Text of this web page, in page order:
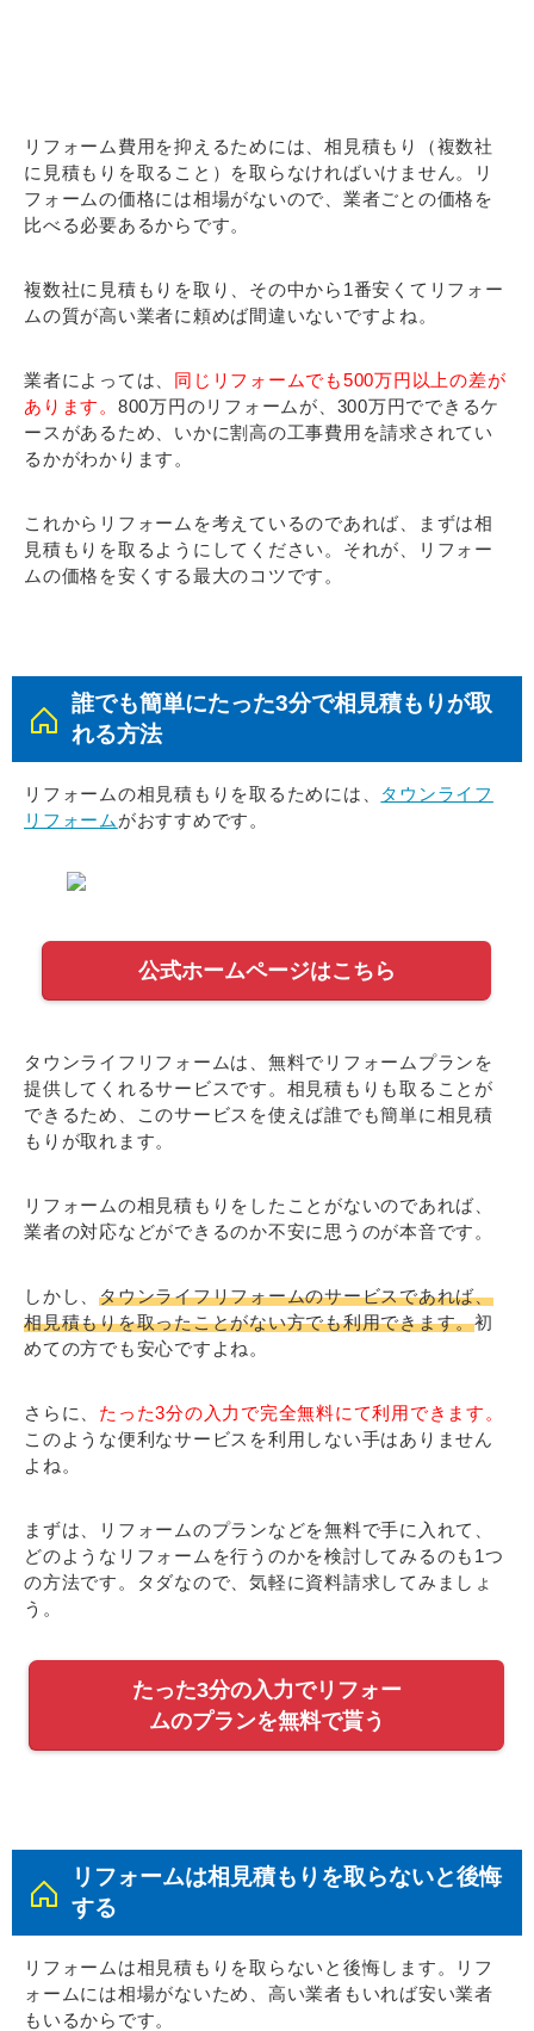
リフォーム費用を抑えるためには、相見積もり（複数社
に見積もりを取ること）を取らなければいけません。リ
フォームの価格には相場がないので、業者ごとの価格を
比べる必要あるからです。
複数社に見積もりを取り、その中から1番安くてリフォー
ムの質が高い業者に頼めば間違いないですよね。
業者によっては、 同じリフォームでも500万円以上の差が
あります。 800万円のリフォームが、300万円でできるケ
ースがあるため、いかに割高の工事費用を請求されてい
るかがわかります。
これからリフォームを考えているのであれば、まずは相
見積もりを取るようにしてください。それが、リフォー
ムの価格を安くする最大のコツです。
誰でも簡単にたった3分で相見積もりが取
れる方法
リフォームの相見積もりを取るためには、 タウンライフ
リフォーム がおすすめです。
公式ホームページはこちら
タウンライフリフォームは、無料でリフォームプランを
提供してくれるサービスです。相見積もりも取ることが
できるため、このサービスを使えば誰でも簡単に相見積
もりが取れます。
リフォームの相見積もりをしたことがないのであれば、
業者の対応などができるのか不安に思うのが本音です。
しかし、タウンライフリフォームのサービスであれば、
相見積もりを取ったことがない方でも利用できます。初
めての方でも安心ですよね。
さらに、 たった3分の入力で完全無料にて利用できます。
このような便利なサービスを利用しない手はありません
よね。
まずは、リフォームのプランなどを無料で手に入れて、
どのようなリフォームを行うのかを検討してみるのも1つ
の方法です。タダなので、気軽に資料請求してみましょ
う。
たった3分の入力でリフォー
ムのプランを無料で貰う
リフォームは相見積もりを取らないと後悔
する
リフォームは相見積もりを取らないと後悔します。リフ
ォームには相場がないため、高い業者もいれば安い業者
もいるからです。